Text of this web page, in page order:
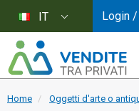
Home Oggetti d'arte o
IT Login